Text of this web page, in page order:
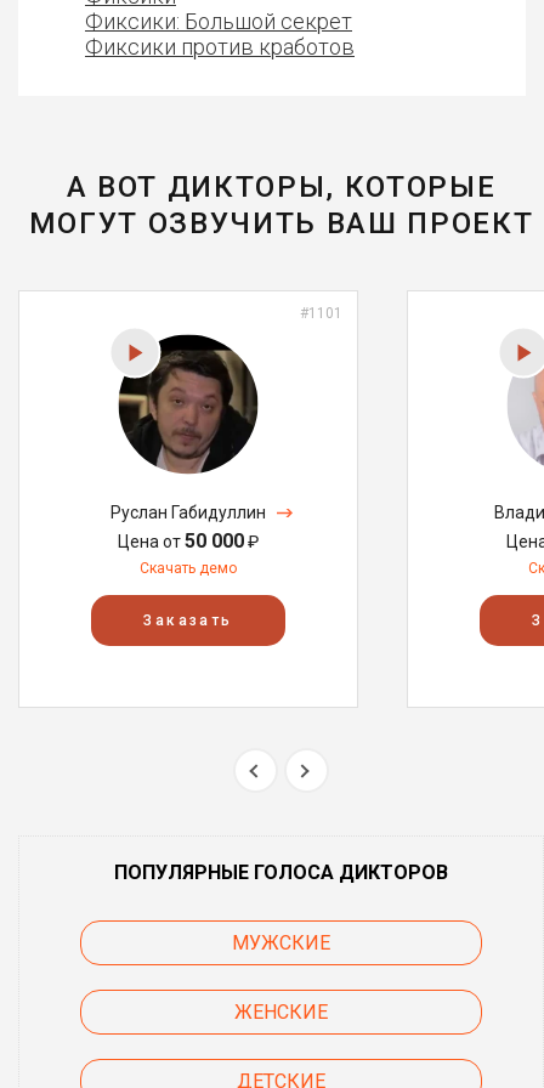
Фиксики: Большой секрет
Фиксики против кработов
А ВОТ ДИКТОРЫ, КОТОРЫЕ
МОГУТ ОЗВУЧИТЬ ВАШ ПРОЕКТ
#1101
Руслан Габидуллин
Цена от50 000₽
Скачать демо
Заказать
ПОПУЛЯРНЫЕ ГОЛОСА ДИКТОРОВ
МУЖСКИЕ
ЖЕНСКИЕ
ДЕТСКИЕ